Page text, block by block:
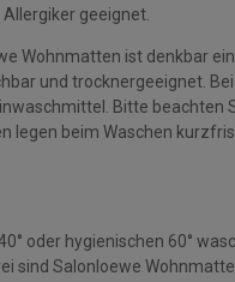
geeignet.
Wohnmatten ist denkbar
und trocknergeeignet.
Bitte beachten
legen beim Waschen
oder hygienischen 60°
sind Salonloewe